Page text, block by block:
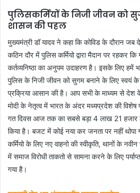
पुलिसकर्मियों के निजी जीवन को
शासन की पहल
मुख्यमंत्री डॉ यादव ने कहा कि कोविड के दौरान
कठिन दौर में पुलिस कर्मियो द्वारा मैदान पर रहकर
कर्तव्यनिष्ठा का अनुपम उदाहरण है। इसके लिए हमें
पुलिस के निजी जीवन को सुगम बनाने के लिए स्वयं
प्रक्रिया आसान की है। आप सभी के माध्यम से देश
मोदी के नेतृत्व में भारत के अंदर मध्यप्रदेश की
गत दिवस आज तक का सबसे बड़ा 4 लाख 21 हजार
किया है। बजट में कोई नया कर जनता पर नहीं
कर्मियो के लिए नए वाहनो की स्वीकृति, थानों के
में समाज विरोधी ताकतो से सामना करने के लिए
गया है।